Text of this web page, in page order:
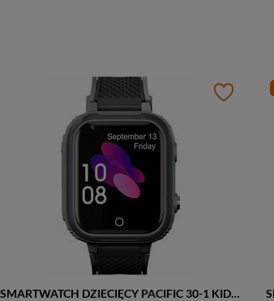
SMARTWATCH DZIECIĘCY PACIFIC 30-1 KIDS - CZARNY (sy026a)